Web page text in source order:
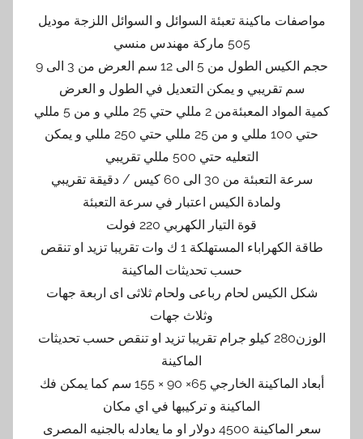
مواصفات ماكينة تعبئة السوائل و السوائل اللزجة موديل
505 ماركة مهندس منسي
حجم الكيس الطول من 5 الى 12 سم العرض من 3 الى 9
سم تقريبي و يمكن التعديل في الطول و العرض
كمية المواد المعبئةمن 2 مللي حتي 25 مللي و من 5 مللي
حتي 100 مللي و من 25 مللي حتي 250 مللي و يمكن
التعليه حتي 500 مللي تقريبي
سرعة التعبئة من 30 الى 60 كيس / دقيقة تقريبي
ولمادة الكيس اعتبار في سرعة التعبئة
قوة التيار الكهربي 220 فولت
طاقة الكهراباء المستهلكة 1 ك وات تقريبا تزيد او تنقص
حسب تحديثات الماكينة
شكل الكيس لحام رباعى ولحام ثلاثى اى اربعة جهات
وثلاث جهات
الوزن280 كيلو جرام تقريبا تزيد او تنقص حسب تحديثات
الماكينة
أبعاد الماكينة الخارجي 65× 90 × 155 سم كما يمكن فك
الماكينة و تركيبها في اي مكان
سعر الماكينة 4500 دولار او ما يعادله بالجنيه المصرى